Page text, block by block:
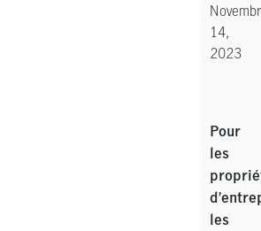
14,
2023
Pour
les
les